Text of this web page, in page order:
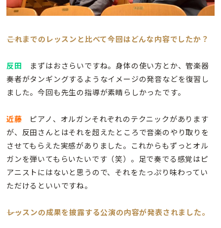
――これまでのレッスンと比べて今回はどんな内容でしたか？
反田 まずはおさらいですね。身体の使い方とか、管楽器
奏者がタンギングするようなイメージの発音などを復習し
ました。今回も先生の指導が素晴らしかったです。
近藤 ピアノ、オルガンそれぞれのテクニックがあります
が、反田さんとはそれを超えたところで音楽のやり取りを
させてもらえた実感がありました。これからもずっとオル
ガンを弾いてもらいたいです（笑）。足で奏でる感覚はピ
アニストにはないと思うので、それをたっぷり味わってい
ただけるといいですね。
――レッスンの成果を披露する公演の内容が発表されました。